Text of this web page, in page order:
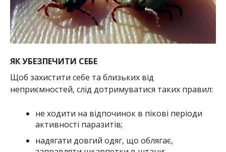
ЯК УБЕЗПЕЧИТИ СЕБЕ
Щоб захистити себе та близьких від
неприємностей, слід дотримуватися таких правил:
не ходити на відпочинок в пікові періоди
активності паразитів;
надягати довгий одяг, що облягає,